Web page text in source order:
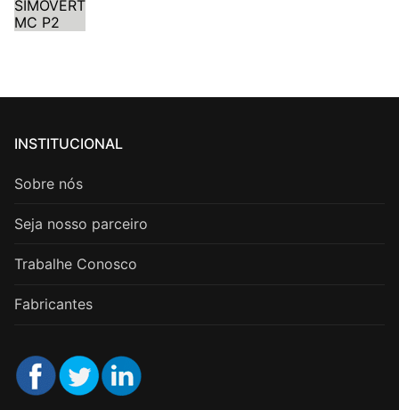
INSTITUCIONAL
Sobre nós
Seja nosso parceiro
Trabalhe Conosco
Fabricantes